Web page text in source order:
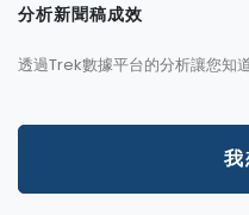
分析新聞稿成效
透過Trek數據平台的分析讓您知